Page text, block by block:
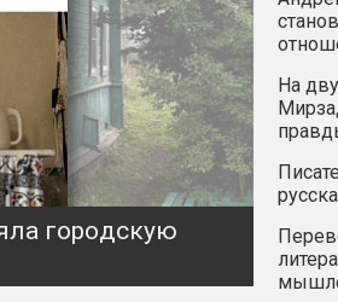
городскую
На